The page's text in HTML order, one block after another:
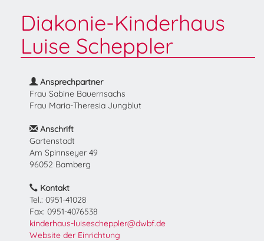
Diakonie-Kinderhaus
Luise Scheppler
Ansprechpartner
Frau Sabine Bauernsachs
Frau Maria-Theresia Jungblut
Anschrift
Gartenstadt
Am Spinnseyer 49
96052 Bamberg
Kontakt
Tel.: 0951-41028
Fax: 0951-4076538
kinderhaus-luisescheppler@dwbf.de
Website der Einrichtung